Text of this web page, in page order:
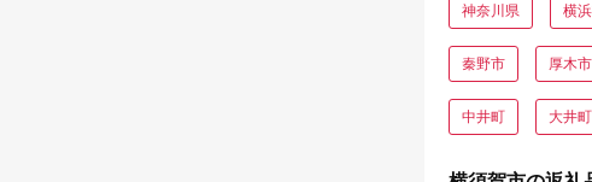
神奈川県 横
秦野市 厚木市
中井町 大井町